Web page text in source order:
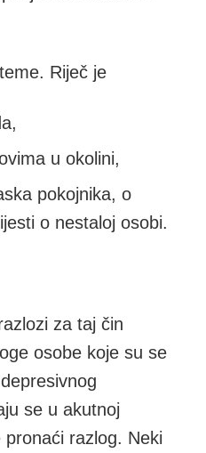
Riječ je
u okolini,
pokojnika, o
o nestaloj osobi.
za taj čin
osobe koje su se
se u akutnoj
razlog. Neki